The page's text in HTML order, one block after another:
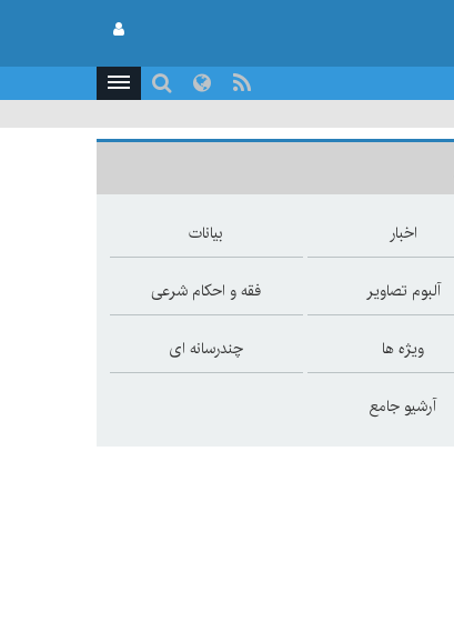
اخبار بیانات
آلبوم تصاویر فقه و احکام شرعی
ویژه ها چندرسانه ای
آرشیو جامع